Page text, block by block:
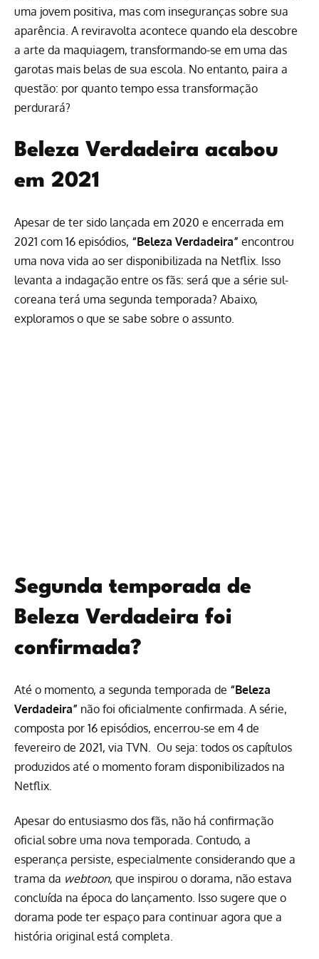
uma jovem positiva, mas com inseguranças sobre sua
aparência. A reviravolta acontece quando ela descobre
a arte da maquiagem, transformando-se em uma das
garotas mais belas de sua escola. No entanto, paira a
questão: por quanto tempo essa transformação
perdurará?
Beleza Verdadeira acabou
em 2021
Apesar de ter sido lançada em 2020 e encerrada em
2021 com 16 episódios, “Beleza Verdadeira” encontrou
uma nova vida ao ser disponibilizada na Netflix. Isso
levanta a indagação entre os fãs: será que a série sul-
coreana terá uma segunda temporada? Abaixo,
exploramos o que se sabe sobre o assunto.
Segunda temporada de
Beleza Verdadeira foi
confirmada?
Até o momento, a segunda temporada de “Beleza
Verdadeira” não foi oficialmente confirmada. A série,
composta por 16 episódios, encerrou-se em 4 de
fevereiro de 2021, via TVN. Ou seja: todos os capítulos
produzidos até o momento foram disponibilizados na
Netflix.
Apesar do entusiasmo dos fãs, não há confirmação
oficial sobre uma nova temporada. Contudo, a
esperança persiste, especialmente considerando que a
trama da webtoon, que inspirou o dorama, não estava
concluída na época do lançamento. Isso sugere que o
dorama pode ter espaço para continuar agora que a
história original está completa.